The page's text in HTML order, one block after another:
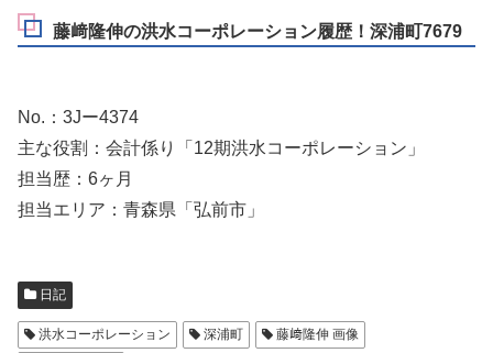
藤﨑隆伸の洪水コーポレーション履歴！深浦町7679
No.：3Jー4374
主な役割：会計係り「12期洪水コーポレーション」
担当歴：6ヶ月
担当エリア：青森県「弘前市」
日記
洪水コーポレーション 深浦町
藤﨑隆伸 画像